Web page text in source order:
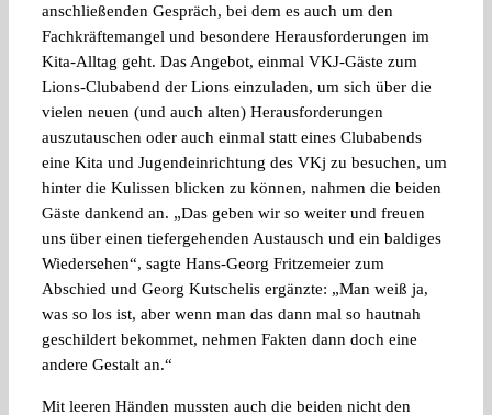
anschließenden Gespräch, bei dem es auch um den
Fachkräftemangel und besondere Herausforderungen im
Kita-Alltag geht. Das Angebot, einmal VKJ-Gäste zum
Lions-Clubabend der Lions einzuladen, um sich über die
vielen neuen (und auch alten) Herausforderungen
auszutauschen oder auch einmal statt eines Clubabends
eine Kita und Jugendeinrichtung des VKj zu besuchen, um
hinter die Kulissen blicken zu können, nahmen die beiden
Gäste dankend an. „Das geben wir so weiter und freuen
uns über einen tiefergehenden Austausch und ein baldiges
Wiedersehen“, sagte Hans-Georg Fritzemeier zum
Abschied und Georg Kutschelis ergänzte: „Man weiß ja,
was so los ist, aber wenn man das dann mal so hautnah
geschildert bekommet, nehmen Fakten dann doch eine
andere Gestalt an.“
Mit leeren Händen mussten auch die beiden nicht den